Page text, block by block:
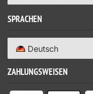
SPRACHEN
Deutsch
ZAHLUNGSWEISEN